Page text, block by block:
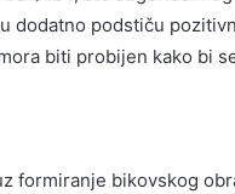
dodatno podstiču
biti probijen kako bi
formiranje bikovskog